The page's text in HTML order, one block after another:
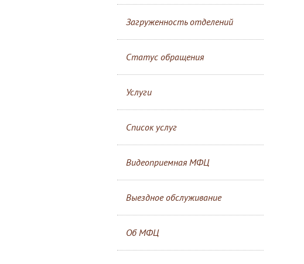
Загруженность отделений
Статус обращения
Услуги
Список услуг
Видеоприемная МФЦ
Выездное обслуживание
Об МФЦ